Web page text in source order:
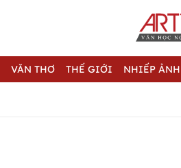
VĂN THƠ THẾ GIỚI NHIẾP ẢNH